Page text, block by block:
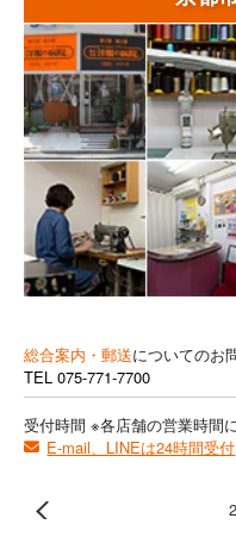
総合案内・郵送についてのお
TEL 075-771-7700
受付時間 ※各店舗の営業時間
E-mail、LINEは24時間受付